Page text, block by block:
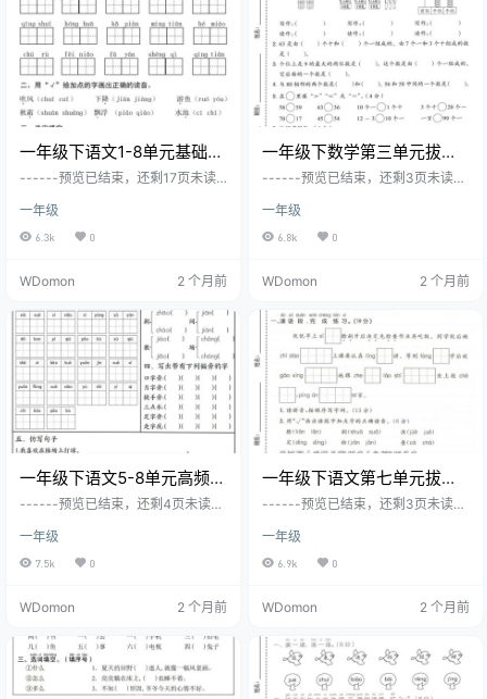
一年级下语文1-8单元基础知
识复习闯关赛
------预览已结束，还剩17页未读-
点击底部下载完整文档
一年级
6.3k 0
WDomon 2 个月前
一年级下数学第三单元拔尖
测试卷《西师版》
------预览已结束，还剩3页未读--
点击底部下载完整文档
一年级
6.8k 0
WDomon 2 个月前
一年级下语文5-8单元高频考
点默写单
------预览已结束，还剩4页未读--
点击底部下载完整文档
一年级
7.5k 0
WDomon 2 个月前
一年级下语文第七单元拔尖
测试卷
------预览已结束，还剩3页未读--
点击底部下载完整文档
一年级
6.9k 0
WDomon 2 个月前